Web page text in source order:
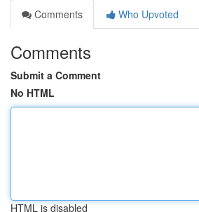
Comments
Who Upvoted
Comments
Submit a Comment
No HTML
HTML is disabled